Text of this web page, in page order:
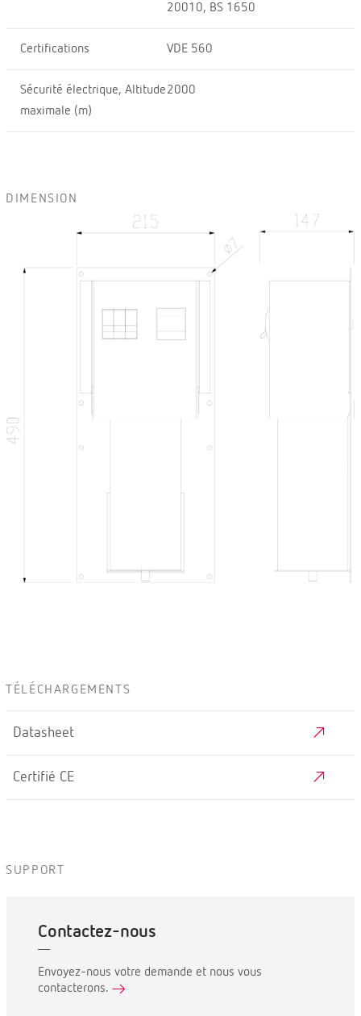
20010, BS 1650
Certifications VDE 560
Sécurité électrique, Altitude
maximale (m)
2000
DIMENSION
TÉLÉCHARGEMENTS
Datasheet
Certifié CE
SUPPORT
Contactez-nous
Envoyez-nous votre demande et nous vous
contacterons.